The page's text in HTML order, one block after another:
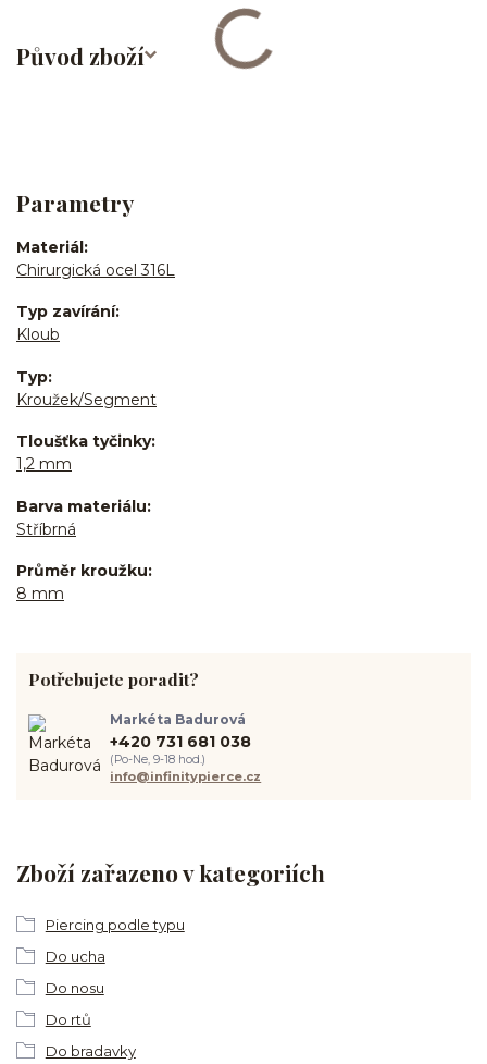
Původ zboží
Parametry
Materiál
Chirurgická ocel 316L
Typ zavírání
Kloub
Typ
Kroužek/Segment
Tloušťka tyčinky
1,2 mm
Barva materiálu
Stříbrná
Průměr kroužku
8 mm
Zboží zařazeno v kategoriích
Piercing podle typu
Do ucha
Do nosu
Do rtů
Do bradavky
Potřebujete poradit?
Markéta Badurová
+420 731 681 038
(Po-Ne, 9-18 hod.)
info@infinitypierce.cz